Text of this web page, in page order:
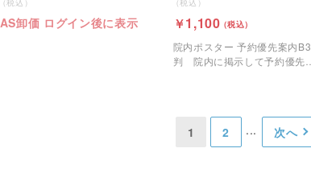
AS卸価 ログイン後に表示 1,100
院内ポスター 予約優先案内B3
判 院内に掲示して予約優先の
1 2 次へ